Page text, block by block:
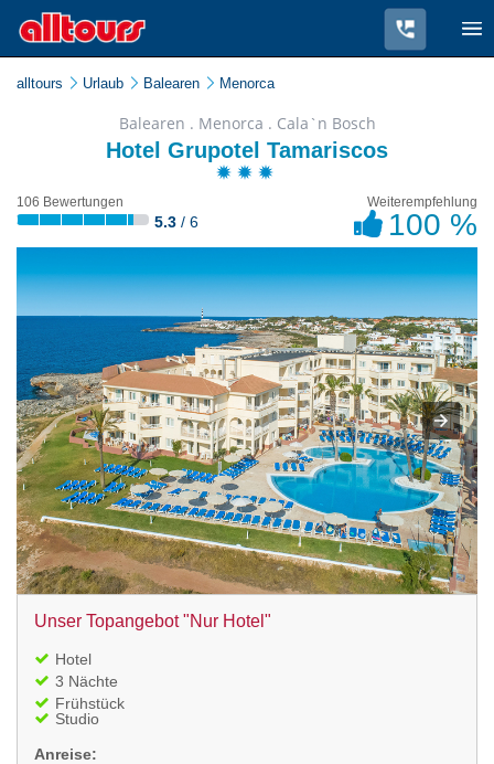
alltours Urlaub Balearen Menorca
Balearen . Menorca . Cala`n Bosch
Hotel Grupotel Tamariscos
106 Bewertungen
5.3 / 6
Weiterempfehlung
100 %
Unser Topangebot "Nur Hotel"
Hotel
3 Nächte
Frühstück
Studio
Anreise: